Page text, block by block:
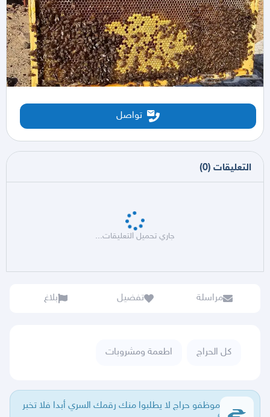
تواصل
التعليقات (
0
)
جاري تحميل التعليقات...
مراسلة تفضيل بلاغ
كل الحراج اطعمة ومشروبات
موظفو حراج لا يطلبوا منك رقمك السري أبدا فلا تخبر